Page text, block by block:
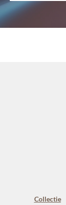
Collectie